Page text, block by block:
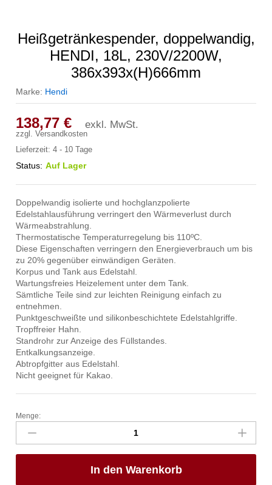
Heißgetränkespender, doppelwandig,
HENDI, 18L, 230V/2200W,
386x393x(H)666mm
Marke: Hendi
138,77€ exkl. MwSt.
zzgl.Versandkosten
Lieferzeit:4 - 10 Tage
Status: Auf Lager
Doppelwandig isolierte und hochglanzpolierte
Edelstahlausführung verringert den Wärmeverlust durch
Wärmeabstrahlung.
Thermostatische Temperaturregelung bis 110ºC.
Diese Eigenschaften verringern den Energieverbrauch um bis
zu 20% gegenüber einwändigen Geräten.
Korpus und Tank aus Edelstahl.
Wartungsfreies Heizelement unter dem Tank.
Sämtliche Teile sind zur leichten Reinigung einfach zu
entnehmen.
Punktgeschweißte und silikonbeschichtete Edelstahlgriffe.
Tropffreier Hahn.
Standrohr zur Anzeige des Füllstandes.
Entkalkungsanzeige.
Abtropfgitter aus Edelstahl.
Nicht geeignet für Kakao.
Heißgetränkespender,
doppelwandig,
HENDI,
18L,
Menge:
In den Warenkorb